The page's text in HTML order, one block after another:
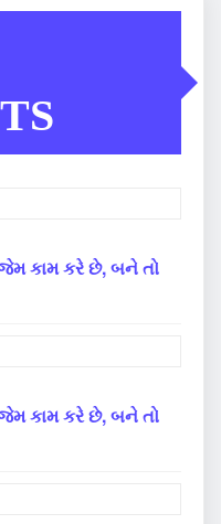
કામ કરે છે, બને તો
કામ કરે છે, બને તો